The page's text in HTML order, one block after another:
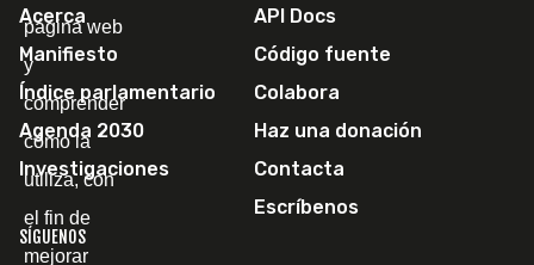
Acerca
Manifiesto
Índice parlamentario
Agenda 2030
Investigaciones
API Docs
Código fuente
Colabora
Haz una donación
Contacta
Escríbenos
SÍGUENOS
página web
y
comprender
cómo la
utiliza, con
el fin de
mejorar